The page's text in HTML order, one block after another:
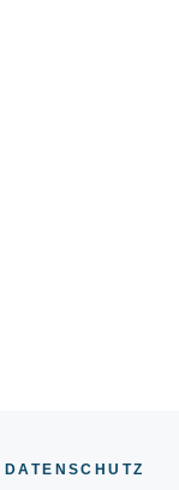
DATENSCHUTZ